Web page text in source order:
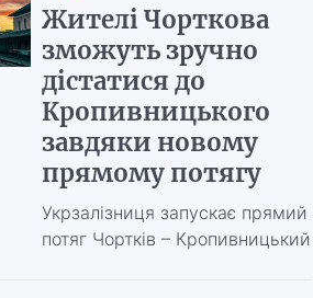
Жителі Чорткова
зможуть зручно
дістатися до
Кропивницького
завдяки новому
прямому потягу
Укрзалізниця запускає прямий
потяг Чортків – Кропивницький